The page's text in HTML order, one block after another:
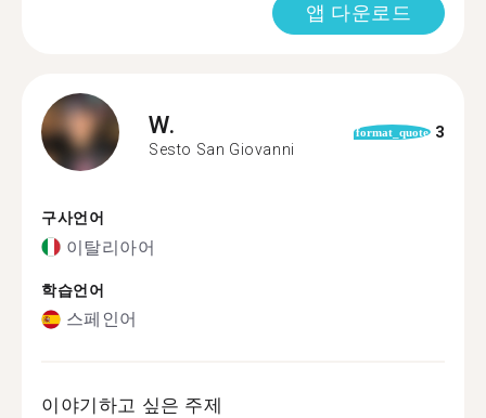
앱 다운로드
W.
Sesto San Giovanni
format_quote 3
구사언어
이탈리아어
학습언어
스페인어
이야기하고 싶은 주제